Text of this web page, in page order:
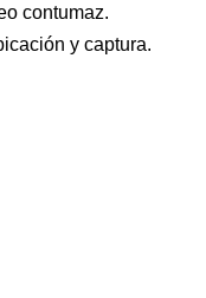
contumaz.
y captura.